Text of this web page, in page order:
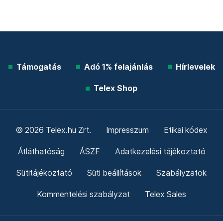
Támogatás Adó 1% felajánlás Hírlevelek
Telex Shop
© 2026 Telex.hu Zrt. Impresszum Etikai kódex
Átláthatóság ÁSZF Adatkezelési tájékoztató
Sütitájékoztató Süti beállítások Szabályzatok
Kommentelési szabályzat Telex Sales